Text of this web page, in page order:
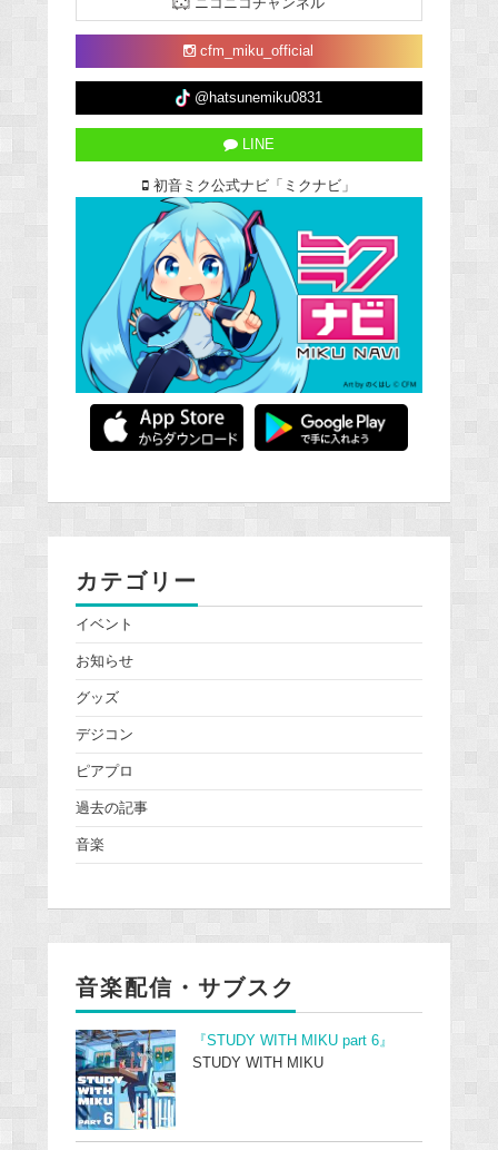
cfm_miku_official
@hatsunemiku0831
LINE
初音ミク公式ナビ「ミクナビ」
カテゴリー
イベント
お知らせ
グッズ
デジコン
ピアプロ
過去の記事
音楽
音楽配信・サブスク
『STUDY WITH MIKU part 6』
STUDY WITH MIKU